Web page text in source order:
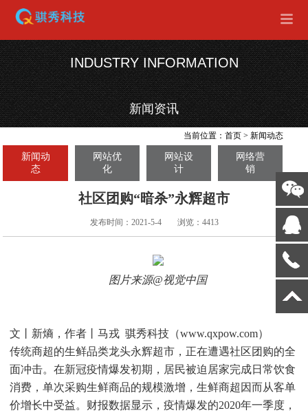
INDUSTRY INFORMATION
新闻资讯
当前位置：首页 >新闻动态
新闻动
态
网站优
化
网站设
计
网络营
销
社区团购“暗杀”永辉超市
发布时间：2021-5-4 浏览：4413
图片来源@视觉中国
文丨新熵，作者丨马戎 骐秀科技（www.qxpow.com）
传统商超的生鲜品类龙头永辉超市，正在遭遇社区团购的全
面冲击。在新冠疫情爆发初期，居民被迫居家完成日常饮食
消费，单次采购生鲜商品的规模激增，生鲜商超因而从客单
价增长中受益。财报数据显示，疫情爆发的2020年一季度，